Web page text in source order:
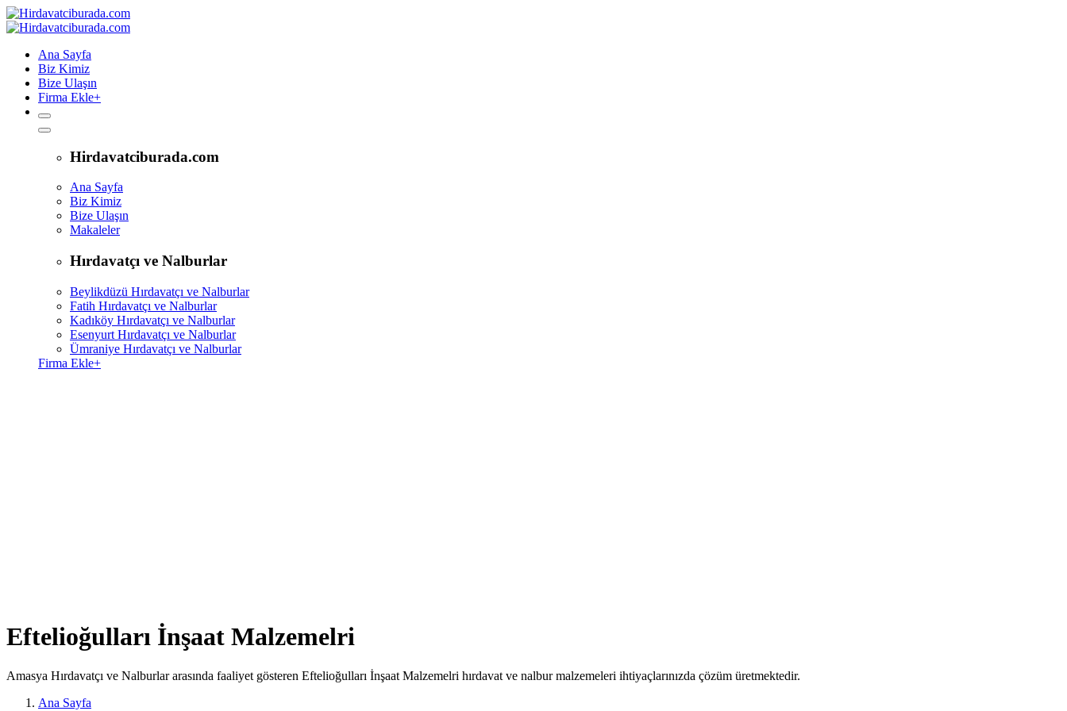
Ana Sayfa
Biz Kimiz
Bize Ulaşın
Firma Ekle+
Hirdavatciburada.com
Ana Sayfa
Biz Kimiz
Bize Ulaşın
Makaleler
Hırdavatçı ve Nalburlar
Beylikdüzü Hırdavatçı ve Nalburlar
Fatih Hırdavatçı ve Nalburlar
Kadıköy Hırdavatçı ve Nalburlar
Esenyurt Hırdavatçı ve Nalburlar
Ümraniye Hırdavatçı ve Nalburlar
Firma Ekle+
Eftelioğulları İnşaat Malzemelri
Amasya Hırdavatçı ve Nalburlar arasında faaliyet gösteren Eftelioğulları İnşaat Malzemelri hırdavat ve nalbur malzemeleri ihtiyaçlarınızda çözüm üretmektedir.
Ana Sayfa